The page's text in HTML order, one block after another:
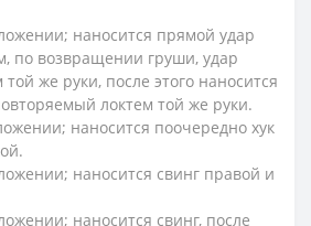
наносится прямой удар
по возвращении груши, удар
той же руки, после этого наносится
локтем той же руки.
наносится поочередно хук
наносится свинг правой и
наносится свинг, после